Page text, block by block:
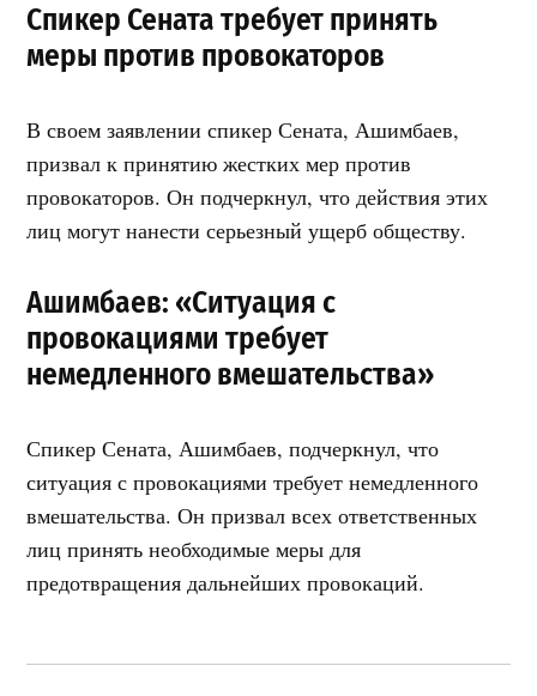
Спикер Сената требует принять
меры против провокаторов
В своем заявлении спикер Сената, Ашимбаев,
призвал к принятию жестких мер против
провокаторов. Он подчеркнул, что действия этих
лиц могут нанести серьезный ущерб обществу.
Ашимбаев: «Ситуация с
провокациями требует
немедленного вмешательства»
Спикер Сената, Ашимбаев, подчеркнул, что
ситуация с провокациями требует немедленного
вмешательства. Он призвал всех ответственных
лиц принять необходимые меры для
предотвращения дальнейших провокаций.